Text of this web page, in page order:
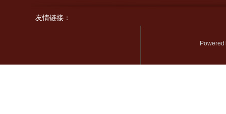
友情链接：
Powered